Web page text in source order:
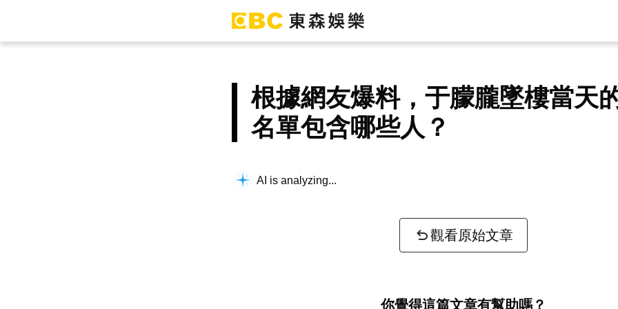
根據網友爆料，于朦朧墜樓當天
名單包含哪些人？
AI is analyzing...
觀看原始文章
你覺得這篇文章有幫助嗎？